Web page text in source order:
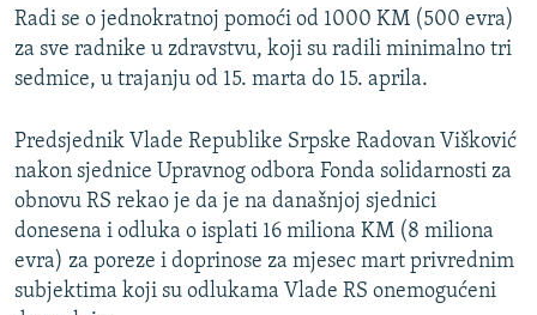
SVE KARTE DEJTONA
NASTANAK I RASPAD JUGOSLAVIJE
Radi se o jednokratnoj pomoći od 1000 KM (500 evra)
za sve radnike u zdravstvu, koji su radili minimalno tri
sedmice, u trajanju od 15. marta do 15. aprila.
Predsjednik Vlade Republike Srpske Radovan Višković
nakon sjednice Upravnog odbora Fonda solidarnosti za
obnovu RS rekao je da je na današnjoj sjednici
donesena i odluka o isplati 16 miliona KM (8 miliona
evra) za poreze i doprinose za mjesec mart privrednim
subjektima koji su odlukama Vlade RS onemogućeni